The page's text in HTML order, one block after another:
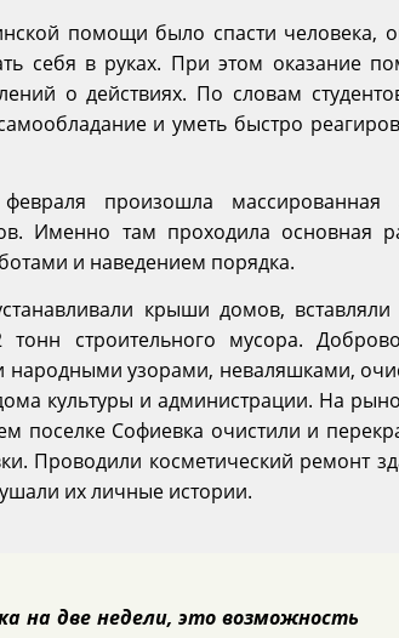
помощи было спасти человека,
себя в руках. При этом оказание
о действиях. По словам
и уметь быстро
произошла массированная
Именно там проходила основная
и наведением порядка.
крыши домов, вставляли
тонн строительного мусора.
народными узорами, неваляшками,
культуры и администрации. На
поселке Софиевка очистили и
Проводили косметический ремонт
их личные истории.
на две недели, это возможность